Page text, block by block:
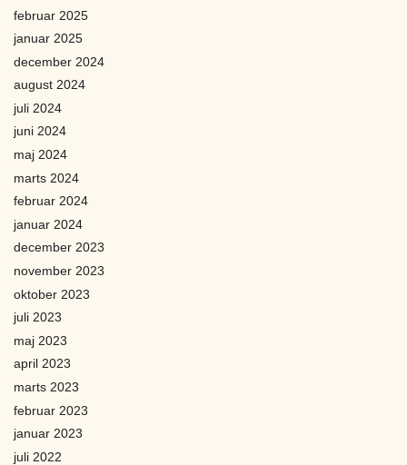
februar 2025
januar 2025
december 2024
august 2024
juli 2024
juni 2024
maj 2024
marts 2024
februar 2024
januar 2024
december 2023
november 2023
oktober 2023
juli 2023
maj 2023
april 2023
marts 2023
februar 2023
januar 2023
juli 2022